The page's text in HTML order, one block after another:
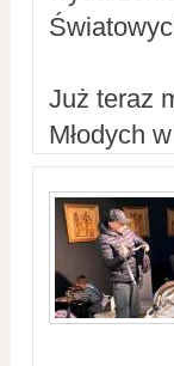
Już teraz
Młodych